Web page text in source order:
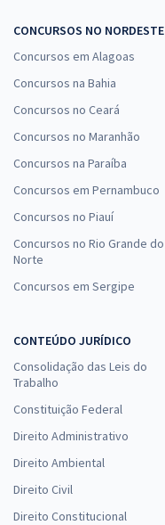
CONCURSOS NO NORDESTE
Concursos em Alagoas
Concursos na Bahia
Concursos no Ceará
Concursos no Maranhão
Concursos na Paraíba
Concursos em Pernambuco
Concursos no Piauí
Concursos no Rio Grande do
Norte
Concursos em Sergipe
CONTEÚDO JURÍDICO
Consolidação das Leis do
Trabalho
Constituição Federal
Direito Administrativo
Direito Ambiental
Direito Civil
Direito Constitucional